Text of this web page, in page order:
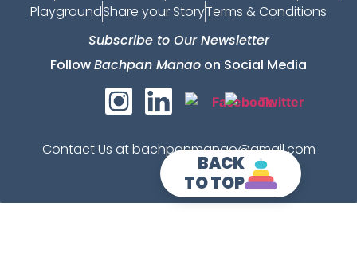
PlaygroundShare your StoryTerms & Conditions
BACK
TO TOP
Subscribe to Our Newsletter
FollowBachpan Manao on Social Media
Contact Us at bachpanmanao@gmail.com